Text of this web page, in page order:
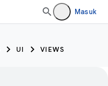
Masuk
UI VIEWS